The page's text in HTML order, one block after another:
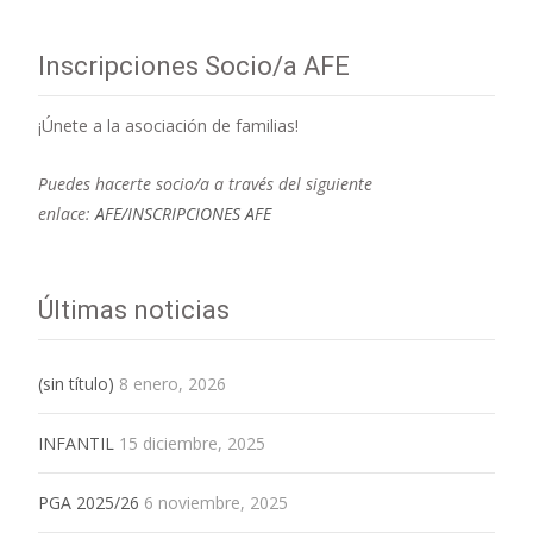
Inscripciones Socio/a AFE
¡Únete a la asociación de familias!
Puedes hacerte socio/a a través del siguiente
enlace:AFE/INSCRIPCIONES AFE
Últimas noticias
(sin título) 8 enero, 2026
INFANTIL 15 diciembre, 2025
PGA 2025/26 6 noviembre, 2025